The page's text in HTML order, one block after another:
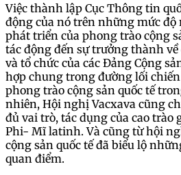
Việc thành lập Cục Thông tin
động của nó trên những mức độ
phát triển của phong trào cộng
tác động đến sự trưởng thành
và tổ chức của các Đảng Cộng
hợp chung trong đường lối chiến
phong trào cộng sản quốc tế
nhiên, Hội nghị Vacxava cũng
đủ vai trò, tác dụng của cao trào
Phi- Mĩ latinh. Và cũng từ hội
cộng sản quốc tế đã biểu lộ
quan điểm.